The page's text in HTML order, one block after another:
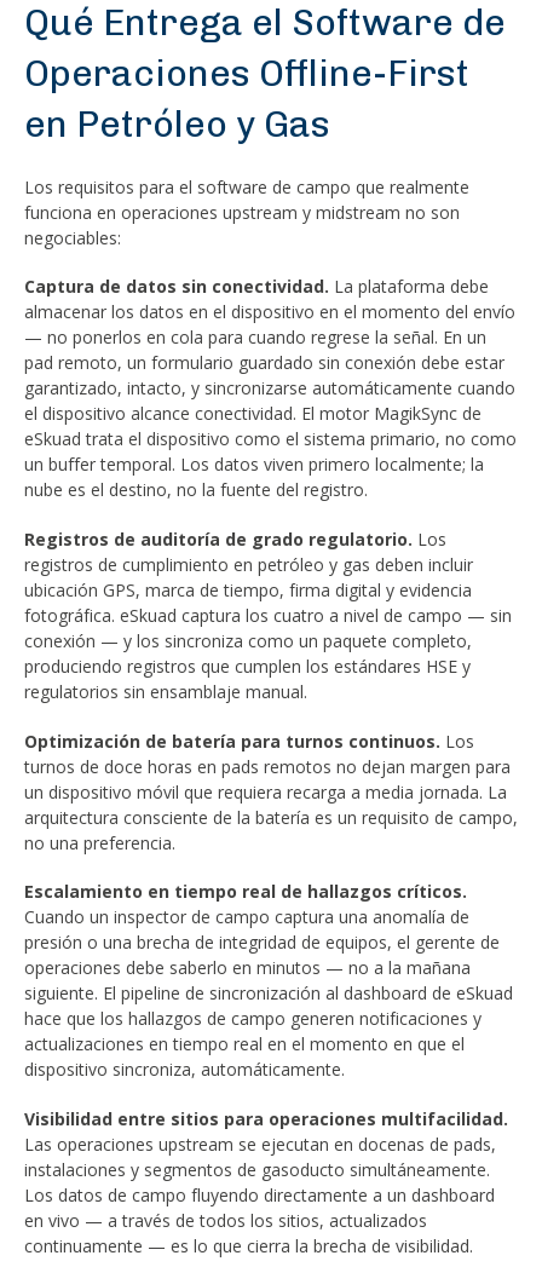
Qué Entrega el Software de
Operaciones Offline-First
en Petróleo y Gas
Los requisitos para el software de campo que realmente
funciona en operaciones upstream y midstream no son
negociables:
Captura de datos sin conectividad. La plataforma debe
almacenar los datos en el dispositivo en el momento del envío
— no ponerlos en cola para cuando regrese la señal. En un
pad remoto, un formulario guardado sin conexión debe estar
garantizado, intacto, y sincronizarse automáticamente cuando
el dispositivo alcance conectividad. El motor MagikSync de
eSkuad trata el dispositivo como el sistema primario, no como
un buffer temporal. Los datos viven primero localmente; la
nube es el destino, no la fuente del registro.
Registros de auditoría de grado regulatorio. Los
registros de cumplimiento en petróleo y gas deben incluir
ubicación GPS, marca de tiempo, firma digital y evidencia
fotográfica. eSkuad captura los cuatro a nivel de campo — sin
conexión — y los sincroniza como un paquete completo,
produciendo registros que cumplen los estándares HSE y
regulatorios sin ensamblaje manual.
Optimización de batería para turnos continuos. Los
turnos de doce horas en pads remotos no dejan margen para
un dispositivo móvil que requiera recarga a media jornada. La
arquitectura consciente de la batería es un requisito de campo,
no una preferencia.
Escalamiento en tiempo real de hallazgos críticos.
Cuando un inspector de campo captura una anomalía de
presión o una brecha de integridad de equipos, el gerente de
operaciones debe saberlo en minutos — no a la mañana
siguiente. El pipeline de sincronización al dashboard de eSkuad
hace que los hallazgos de campo generen notificaciones y
actualizaciones en tiempo real en el momento en que el
dispositivo sincroniza, automáticamente.
Visibilidad entre sitios para operaciones multifacilidad.
Las operaciones upstream se ejecutan en docenas de pads,
instalaciones y segmentos de gasoducto simultáneamente.
Los datos de campo fluyendo directamente a un dashboard
en vivo — a través de todos los sitios, actualizados
continuamente — es lo que cierra la brecha de visibilidad.